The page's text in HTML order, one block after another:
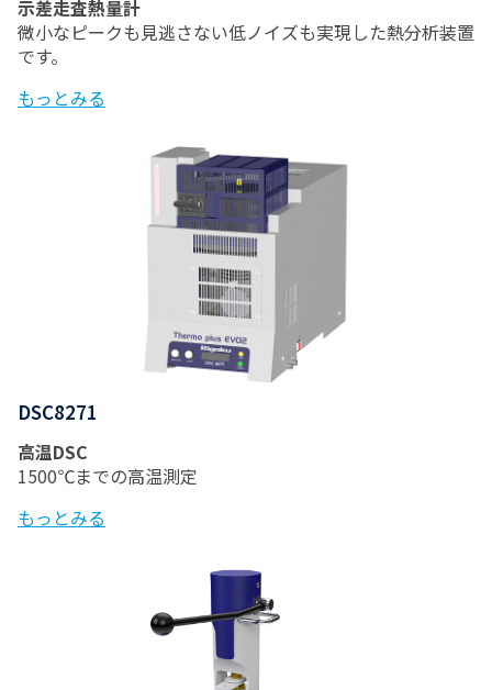
示差走査熱量計
微小なピークも見逃さない低ノイズも実現した熱分析装置
です。
もっとみる
DSC8271
高温DSC
1500℃までの高温測定
もっとみる